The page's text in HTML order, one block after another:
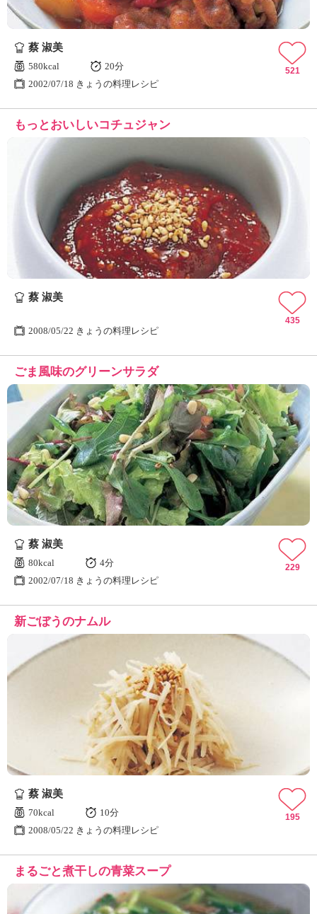
蔡 淑美
580kcal
20分
2002/07/18 きょうの料理レシピ
521
もっとおいしいコチュジャン
蔡 淑美
2008/05/22 きょうの料理レシピ
435
ごま風味のグリーンサラダ
蔡 淑美
80kcal
4分
2002/07/18 きょうの料理レシピ
229
新ごぼうのナムル
蔡 淑美
70kcal
10分
2008/05/22 きょうの料理レシピ
195
まるごと煮干しの青菜スープ